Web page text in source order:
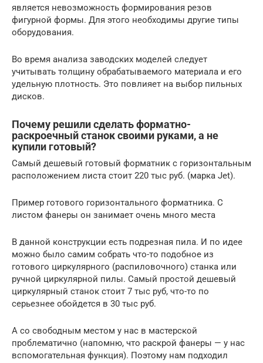
является невозможность формирования резов
фигурной формы. Для этого необходимы другие типы
оборудования.
Во время анализа заводских моделей следует
учитывать толщину обрабатываемого материала и его
удельную плотность. Это повлияет на выбор пильных
дисков.
Почему решили сделать форматно-
раскроечный станок своими руками, а не
купили готовый?
Самый дешевый готовый форматник с горизонтальным
расположением листа стоит 220 тыс руб. (марка Jet).
Пример готового горизонтального форматника. С
листом фанеры он занимает очень много места
В данной конструкции есть подрезная пила. И по идее
можно было самим собрать что-то подобное из
готового циркулярного (распиловочного) станка или
ручной циркулярной пилы. Самый простой дешевый
циркулярный станок стоит 7 тыс руб, что-то по
серьезнее обойдется в 30 тыс руб.
А со свободным местом у нас в мастерской
проблематично (напомню, что раскрой фанеры — у нас
вспомогательная функция). Поэтому нам подходил